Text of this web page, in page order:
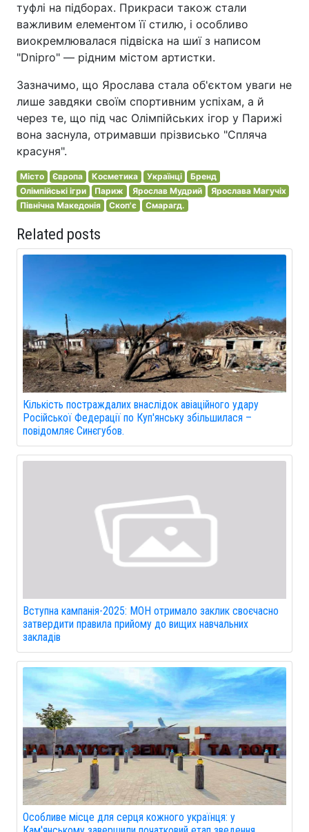
туфлі на підборах. Прикраси також стали
важливим елементом її стилю, і особливо
виокремлювалася підвіска на шиї з написом
"Dnipro" — рідним містом артистки.
Зазначимо, що Ярослава стала об'єктом уваги не
лише завдяки своїм спортивним успіхам, а й
через те, що під час Олімпійських ігор у Парижі
вона заснула, отримавши прізвисько "Спляча
красуня".
Місто Європа Косметика Українці
Бренд
Олімпійські ігри
Париж Ярослав Мудрий
Ярослава Магучіх
Північна Македонія
Скоп'є Смарагд.
Related posts
Кількість постраждалих внаслідок авіаційного удару
Російської Федерації по Куп'янську збільшилася –
повідомляє Синєгубов.
Вступна кампанія-2025: МОН отримало заклик своєчасно
затвердити правила прийому до вищих навчальних
закладів
Особливе місце для серця кожного українця: у